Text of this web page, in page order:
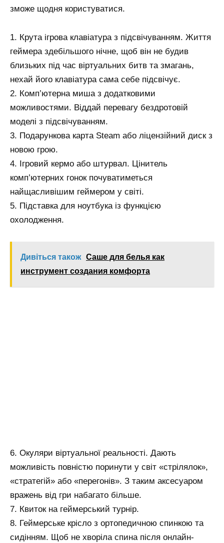
зможе щодня користуватися.
1. Крута ігрова клавіатура з підсвічуванням. Життя
геймера здебільшого нічне, щоб він не будив
близьких під час віртуальних битв та змагань,
нехай його клавіатура сама себе підсвічує.
2. Комп’ютерна миша з додатковими
можливостями. Віддай перевагу бездротовій
моделі з підсвічуванням.
3. Подарункова карта Steam або ліцензійний диск з
новою грою.
4. Ігровий кермо або штурвал. Цінитель
комп’ютерних гонок почуватиметься
найщасливішим геймером у світі.
5. Підставка для ноутбука із функцією
охолодження.
Дивіться також Саше для белья как
инструмент создания комфорта
6. Окуляри віртуальної реальності. Дають
можливість повністю поринути у світ «стрілялок»,
«стратегій» або «перегонів». З таким аксесуаром
вражень від гри набагато більше.
7. Квиток на геймерський турнір.
8. Геймерське крісло з ортопедичною спинкою та
сидінням. Щоб не хворіла спина після онлайн-